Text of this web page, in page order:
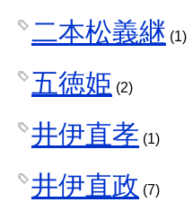
二本松義継 (1)
五徳姫 (2)
井伊直孝 (1)
井伊直政 (7)